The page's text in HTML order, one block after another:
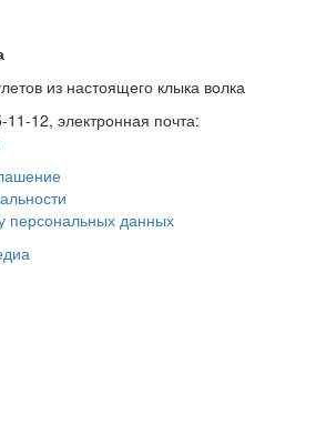
из настоящего клыка волка
12, электронная почта:
персональных данных